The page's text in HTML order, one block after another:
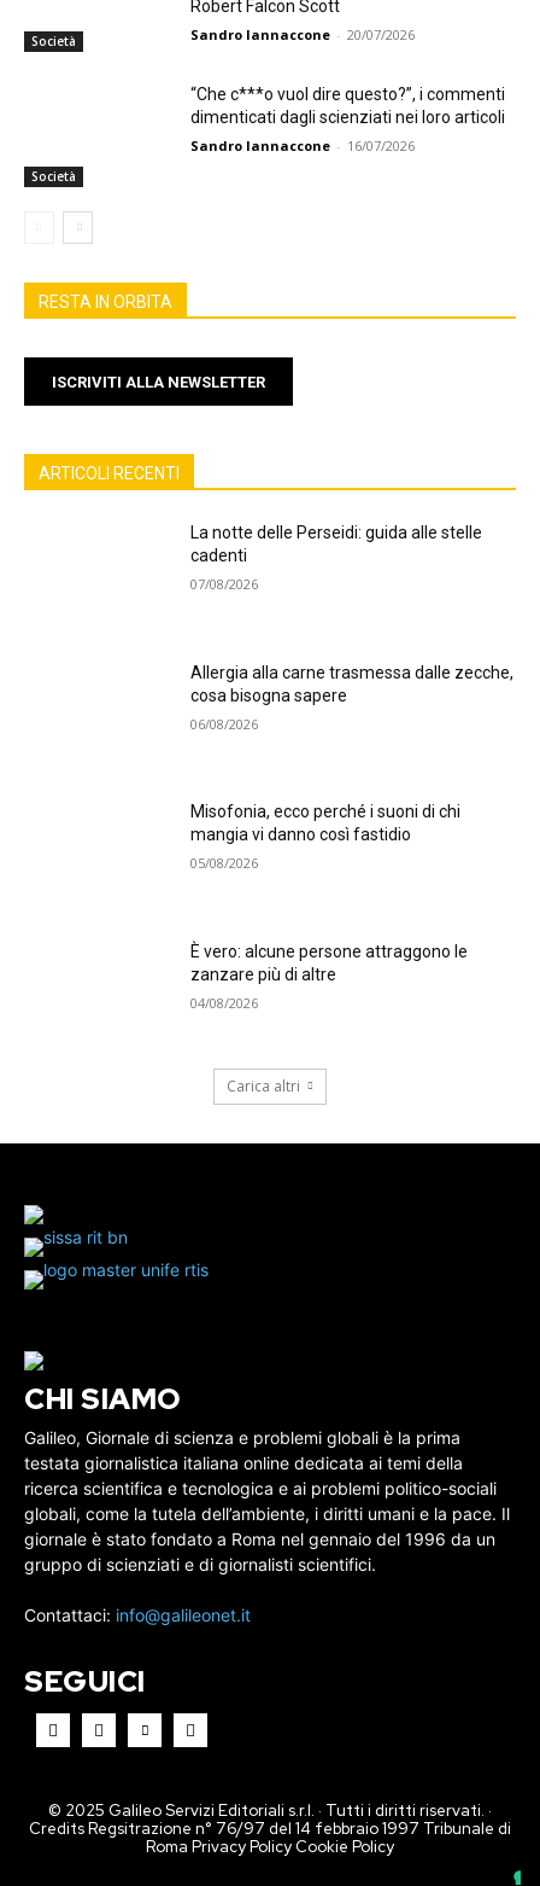
Società
Robert Falcon Scott
Sandro Iannaccone - 20/07/2026
Società
“Che c***o vuol dire questo?”, i commenti
dimenticati dagli scienziati nei loro articoli
Sandro Iannaccone - 16/07/2026
RESTA IN ORBITA
ISCRIVITI ALLA NEWSLETTER
ARTICOLI RECENTI
La notte delle Perseidi: guida alle stelle
cadenti
07/08/2026
Allergia alla carne trasmessa dalle zecche,
cosa bisogna sapere
06/08/2026
Misofonia, ecco perché i suoni di chi
mangia vi danno così fastidio
05/08/2026
È vero: alcune persone attraggono le
zanzare più di altre
04/08/2026
Carica altri
CHI SIAMO
Galileo, Giornale di scienza e problemi globali è la prima
testata giornalistica italiana online dedicata ai temi della
ricerca scientifica e tecnologica e ai problemi politico-sociali
globali, come la tutela dell’ambiente, i diritti umani e la pace. Il
giornale è stato fondato a Roma nel gennaio del 1996 da un
gruppo di scienziati e di giornalisti scientifici.
Contattaci: info@galileonet.it
SEGUICI
© 2025 Galileo Servizi Editoriali s.r.l. · Tutti i diritti riservati. ·
Credits Regsitrazione n° 76/97 del 14 febbraio 1997 Tribunale di
Roma Privacy PolicyCookie Policy